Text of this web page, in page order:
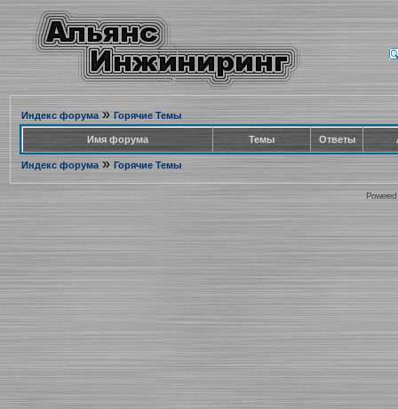
Индекс форума» Горячие Темы
Имя форума Темы Ответы
Индекс форума» Горячие Темы